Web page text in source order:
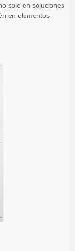
solo en soluciones
en elementos